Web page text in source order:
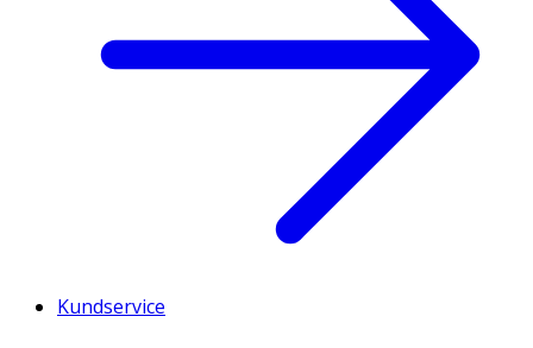
Kundservice